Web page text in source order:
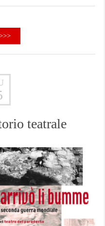
teatrale